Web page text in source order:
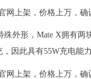
外形，Mate X拥有两
因此具有55W充电能